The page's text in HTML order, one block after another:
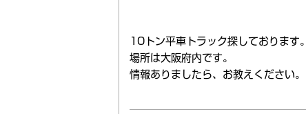
10トン平車トラック探しております。
場所は大阪府内です。
情報ありましたら、お教えください。